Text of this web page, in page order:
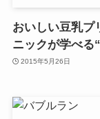
おいしい豆乳プ
ニックが学べ
2015年5月26日